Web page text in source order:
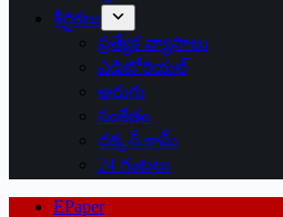
శీర్షికలు
ప్రత్యేక వ్యాసాలు
ఎడిటోరియల్
అరుగు
సంకేతం
దక్కన్.కామ్
24 గంటలు
EPaper